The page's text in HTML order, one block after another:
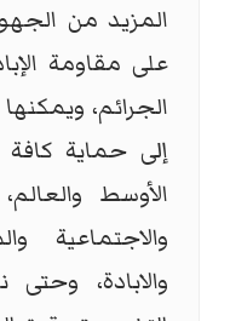
المزيد من
على مقاومة
الجرائم،
إلى حماية كافة
الأوسط
والاجتماعية
والابادة،